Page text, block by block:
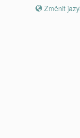
Změnit